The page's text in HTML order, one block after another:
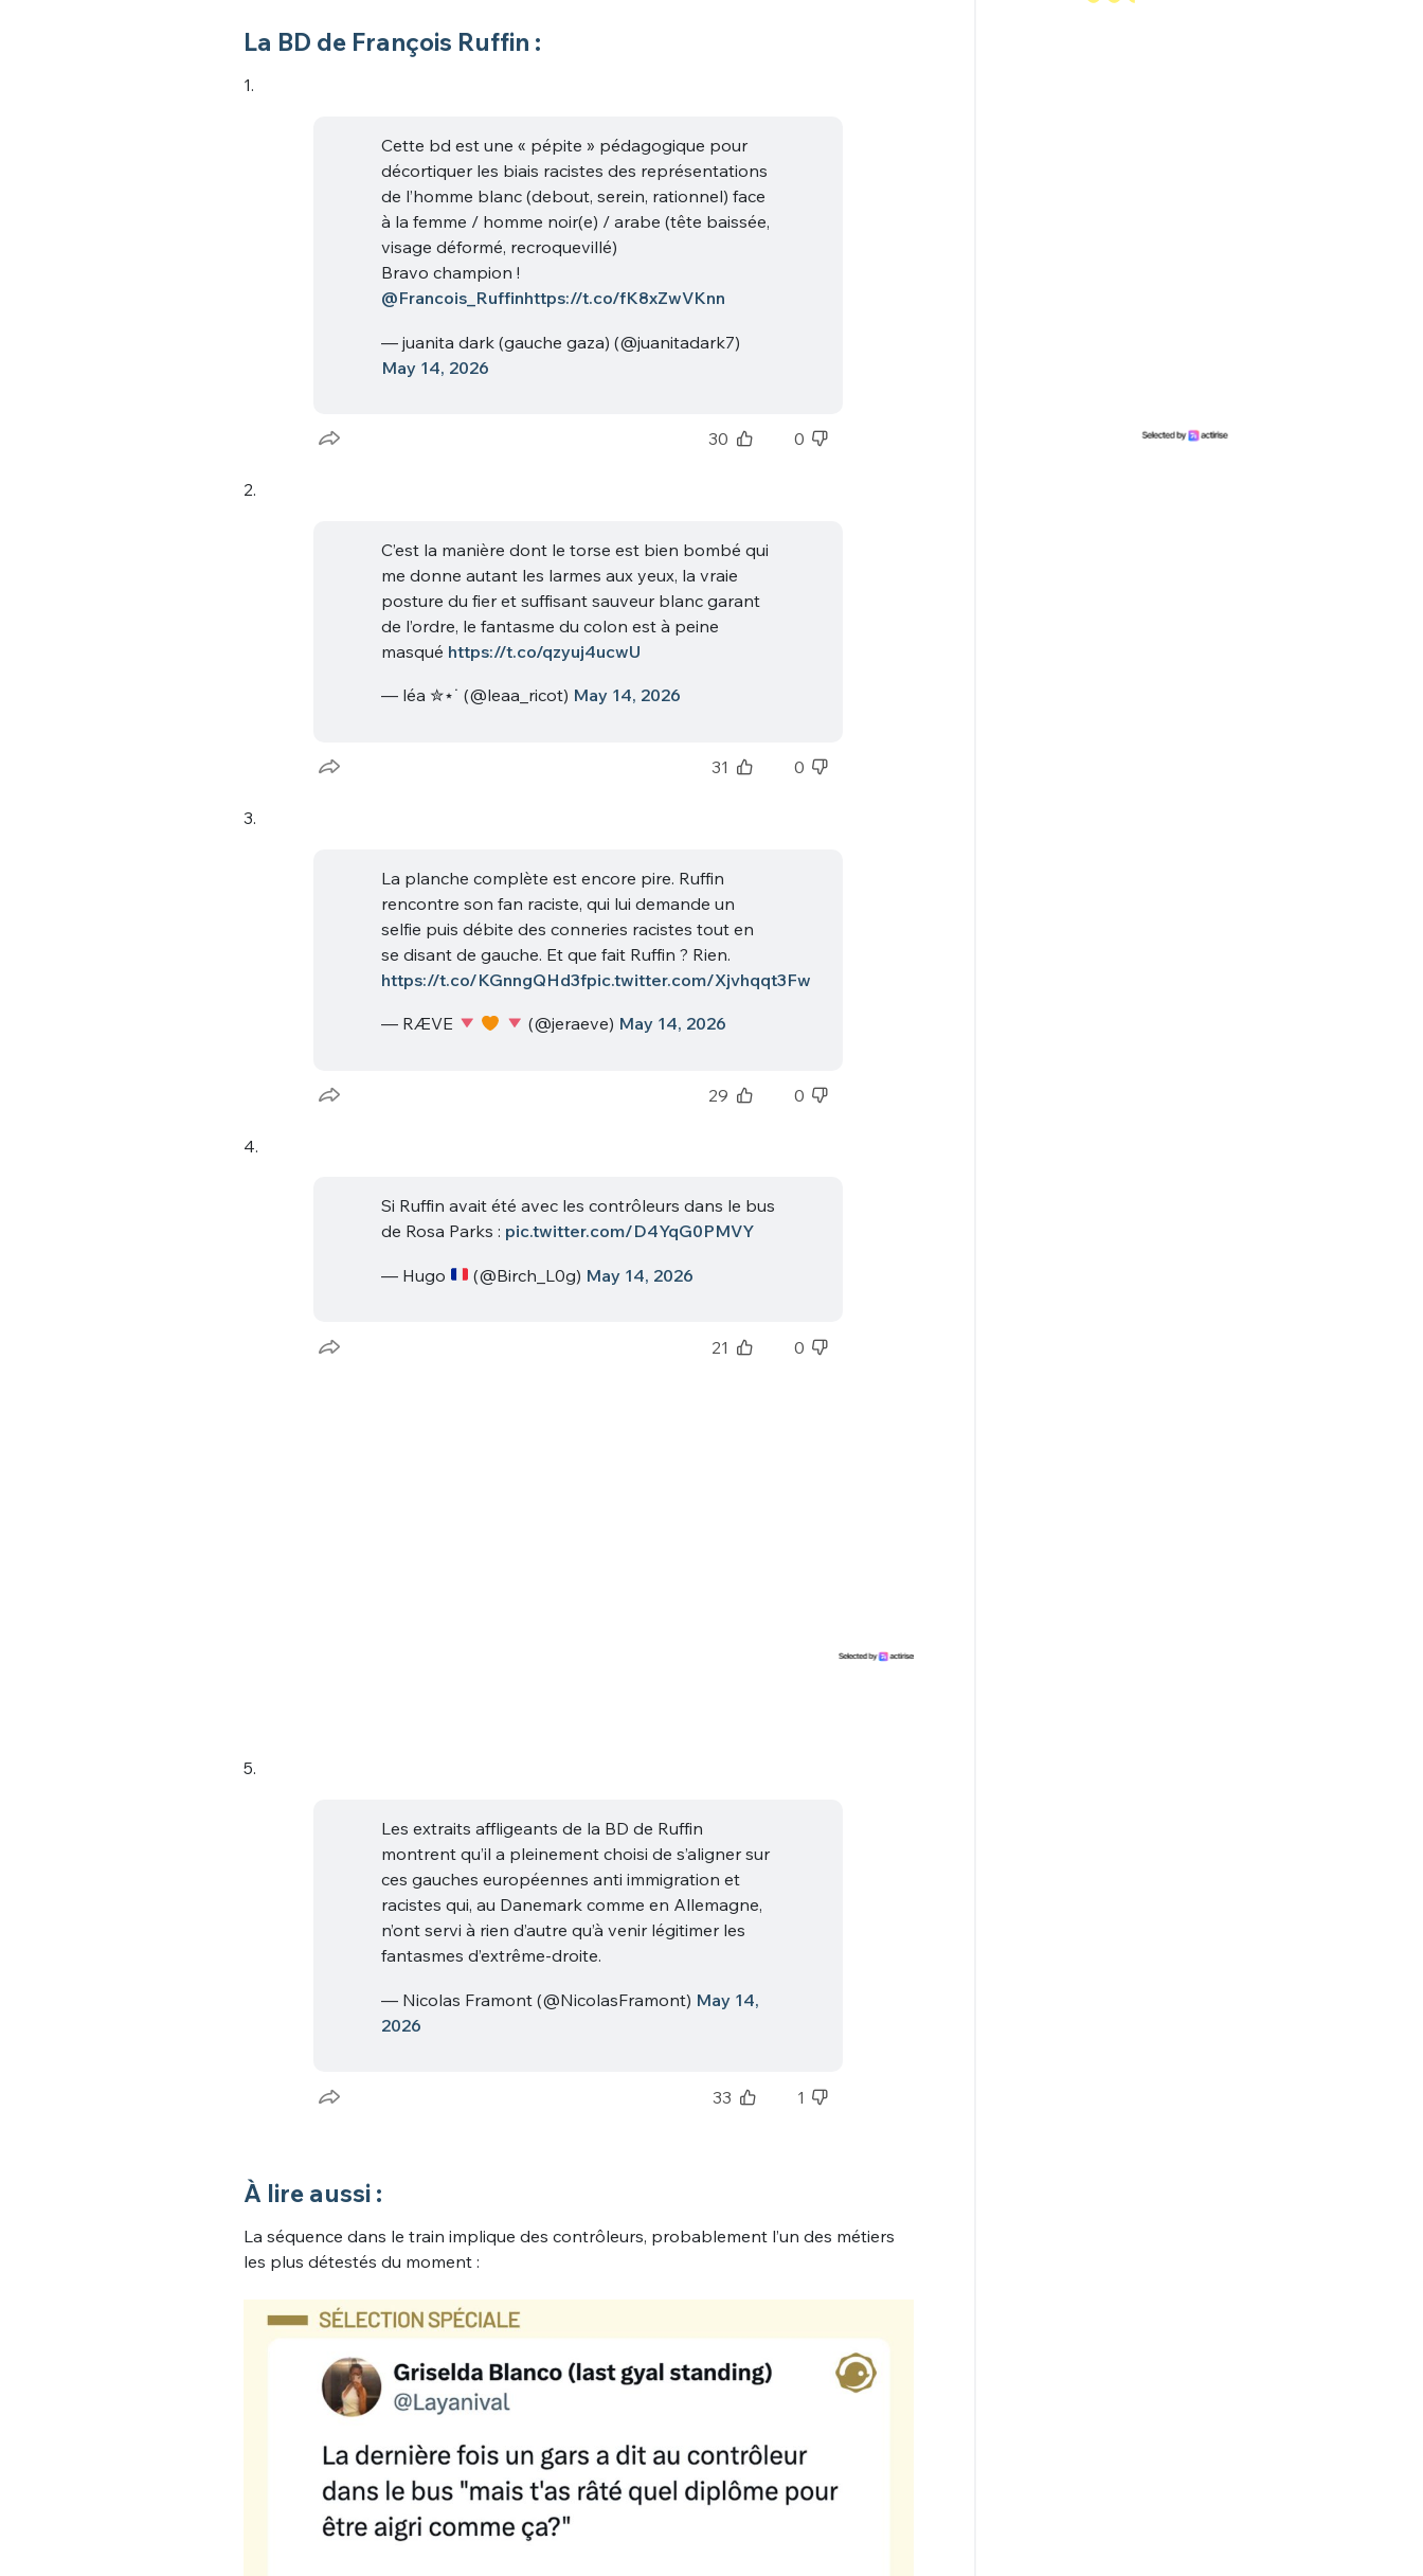
La BD de François Ruffin :
1.
Cette bd est une « pépite » pédagogique pour
décortiquer les biais racistes des représentations
de l’homme blanc (debout, serein, rationnel) face
à la femme / homme noir(e) / arabe (tête baissée,
visage déformé, recroquevillé)
Bravo champion !
@Francois_Ruffinhttps://t.co/fK8xZwVKnn
— juanita dark (gauche gaza) (@juanitadark7)
May 14, 2026
30 0
2.
C’est la manière dont le torse est bien bombé qui
me donne autant les larmes aux yeux, la vraie
posture du fier et suffisant sauveur blanc garant
de l’ordre, le fantasme du colon est à peine
masqué https://t.co/qzyuj4ucwU
— léa ✮⋆˙ (@leaa_ricot) May 14, 2026
31 0
3.
La planche complète est encore pire. Ruffin
rencontre son fan raciste, qui lui demande un
selfie puis débite des conneries racistes tout en
se disant de gauche. Et que fait Ruffin ? Rien.
https://t.co/KGnngQHd3fpic.twitter.com/Xjvhqqt3Fw
— RÆVE (@jeraeve) May 14, 2026
29 0
4.
Si Ruffin avait été avec les contrôleurs dans le bus
de Rosa Parks : pic.twitter.com/D4YqG0PMVY
— Hugo (@Birch_L0g) May 14, 2026
21 0
5.
Les extraits affligeants de la BD de Ruffin
montrent qu’il a pleinement choisi de s’aligner sur
ces gauches européennes anti immigration et
racistes qui, au Danemark comme en Allemagne,
n’ont servi à rien d’autre qu’à venir légitimer les
fantasmes d’extrême-droite.
— Nicolas Framont (@NicolasFramont) May 14,
2026
33 1
À lire aussi :
La séquence dans le train implique des contrôleurs, probablement l’un des métiers
les plus détestés du moment :
Bienvenue !
JE M'INSCRIS
MOT DE PASSE
Que souhaitez-vous proposer ?
C'EST PARTI M'INSCRIRE